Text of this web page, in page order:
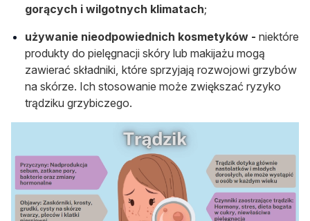
gorących i wilgotnych klimatach;
używanie nieodpowiednich kosmetyków - niektóre
produkty do pielęgnacji skóry lub makijażu mogą
zawierać składniki, które sprzyjają rozwojowi grzybów
na skórze. Ich stosowanie może zwiększać ryzyko
trądziku grzybiczego.